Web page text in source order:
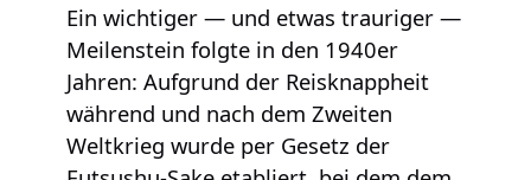
Ein wichtiger — und etwas trauriger —
Meilenstein folgte in den 1940er
Jahren: Aufgrund der Reisknappheit
während und nach dem Zweiten
Weltkrieg wurde per Gesetz der